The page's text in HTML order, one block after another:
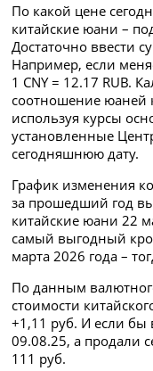
По какой цене
китайские юани –
Достаточно ввести
Например, если
1 CNY = 12.17 RUB.
соотношение юаней
используя курсы
установленные
сегодняшнюю дату.
График изменения
за прошедший год
китайские юани 22
самый выгодный
марта 2026 года –
По данным
стоимости
+1,11 руб. И если
09.08.25, а продали
111 руб.